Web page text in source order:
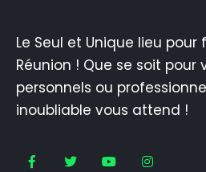
Le Seul et Unique lieu
Réunion ! Que se soit pour
personnels ou
inoubliable vous attend !